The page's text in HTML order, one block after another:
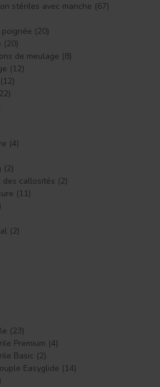
stériles avec manche (67)
(20)
(20)
de meulage (8)
(12)
(12)
(4)
(2)
des callosités (2)
(11)
(2)
(23)
Premium (4)
Basic (2)
Easyglide (14)